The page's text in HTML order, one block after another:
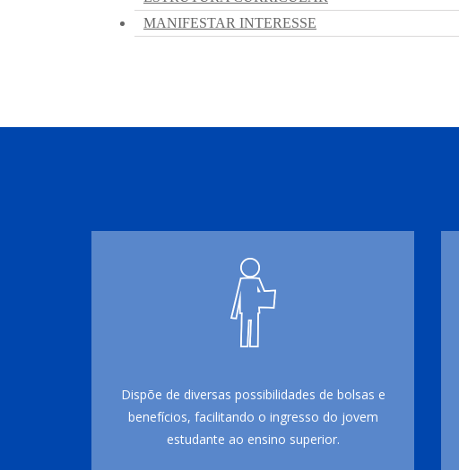
Dispõe de diversas possibilidades de bolsas e
benefícios, facilitando o ingresso do jovem
estudante ao ensino superior.